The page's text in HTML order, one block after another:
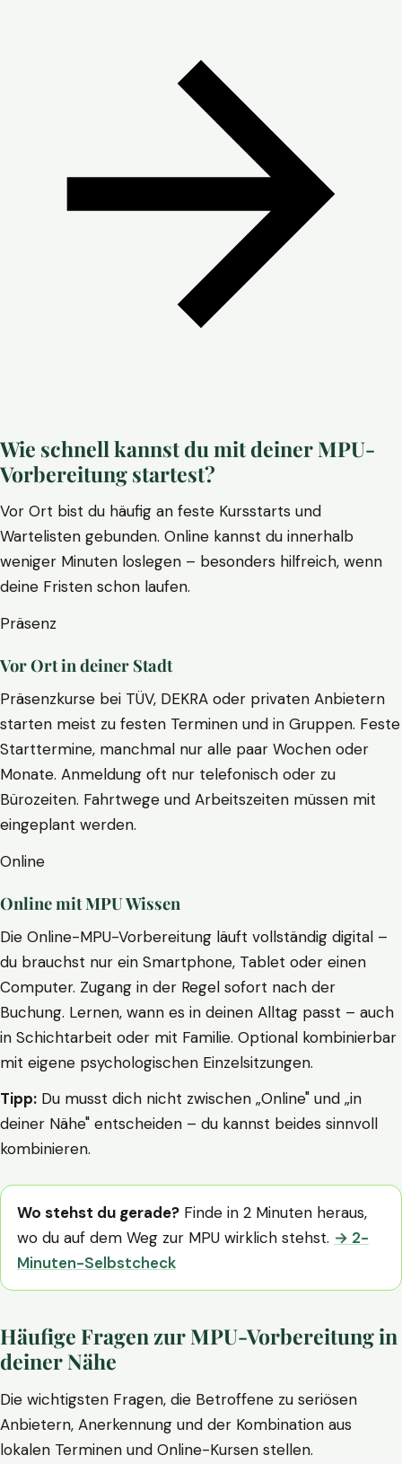
Wie schnell kannst du mit deiner MPU-
Vorbereitung startest?
Vor Ort bist du häufig an feste Kursstarts und
Wartelisten gebunden. Online kannst du innerhalb
weniger Minuten loslegen – besonders hilfreich, wenn
deine Fristen schon laufen.
Präsenz
Vor Ort in deiner Stadt
Präsenzkurse bei TÜV, DEKRA oder privaten Anbietern
starten meist zu festen Terminen und in Gruppen. Feste
Starttermine, manchmal nur alle paar Wochen oder
Monate. Anmeldung oft nur telefonisch oder zu
Bürozeiten. Fahrtwege und Arbeitszeiten müssen mit
eingeplant werden.
Online
Online mit MPU Wissen
Die Online-MPU-Vorbereitung läuft vollständig digital –
du brauchst nur ein Smartphone, Tablet oder einen
Computer. Zugang in der Regel sofort nach der
Buchung. Lernen, wann es in deinen Alltag passt – auch
in Schichtarbeit oder mit Familie. Optional kombinierbar
mit eigene psychologischen Einzelsitzungen.
Tipp: Du musst dich nicht zwischen „Online" und „in
deiner Nähe" entscheiden – du kannst beides sinnvoll
kombinieren.
Wo stehst du gerade? Finde in 2 Minuten heraus,
wo du auf dem Weg zur MPU wirklich stehst. → 2-
Minuten-Selbstcheck
Häufige Fragen zur MPU-Vorbereitung in
deiner Nähe
Die wichtigsten Fragen, die Betroffene zu seriösen
Anbietern, Anerkennung und der Kombination aus
lokalen Terminen und Online-Kursen stellen.